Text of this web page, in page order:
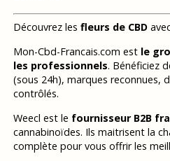
Découvrez les fleurs de CBD
Mon-Cbd-Francais.com est le
les professionnels. Bénéficiez
(sous 24h), marques reconnues,
contrôlés.
Weecl est le fournisseur B2B
cannabinoïdes. Ils maitrisent la
complète pour vous offrir les